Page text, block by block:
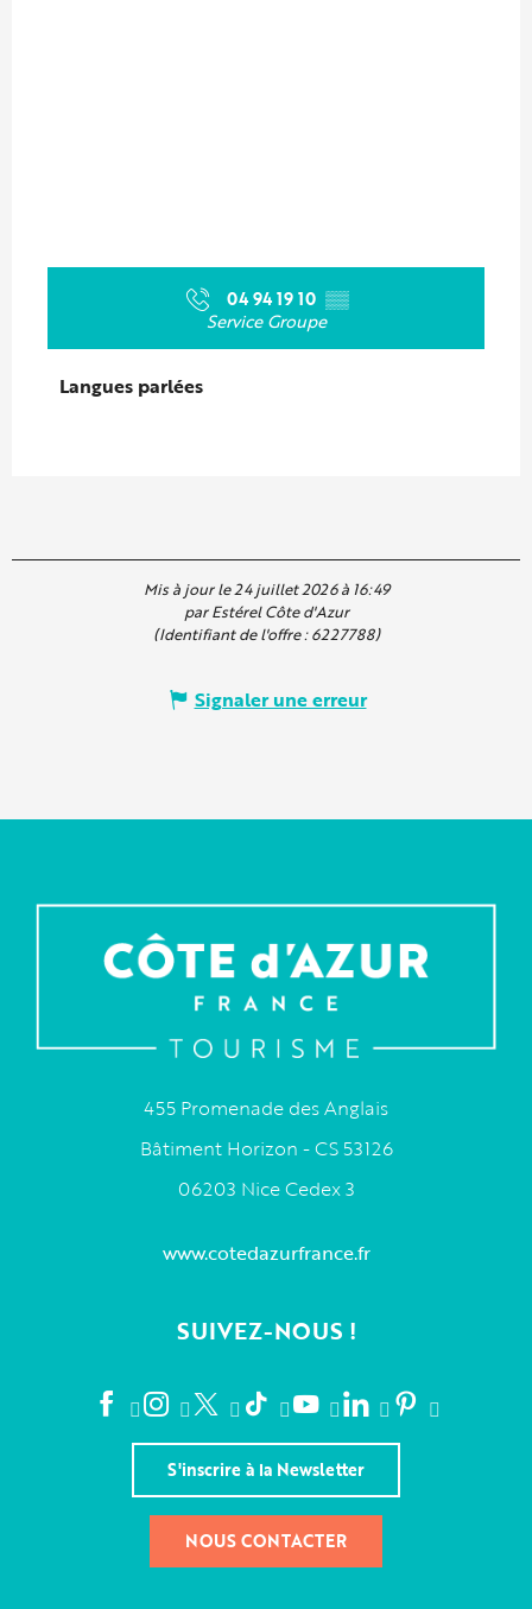
04 94 19 10 ▒▒
Service Groupe
Langues parlées
Langues parlées
Mis à jour le 24 juillet 2026 à 16:49
par Estérel Côte d'Azur
(Identifiant de l'offre :6227788)
Signaler une erreur
455 Promenade des Anglais
Bâtiment Horizon - CS 53126
06203 Nice Cedex 3
www.cotedazurfrance.fr
SUIVEZ-NOUS !
S'inscrire à la Newsletter
NOUS CONTACTER